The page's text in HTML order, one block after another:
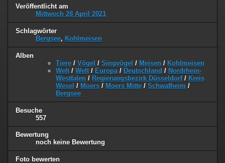
Veröffentlicht am
Mittwoch 28 April 2021
Schlagwörter
Bergsee, Kohlmeisen
Alben
Tiere / Vögel / Singvögel / Meisen / Kohlmeisen
Welt / Welt / Europa / Deutschland / Nordrhein-
Westfalen / Regierungsbezirk Düsseldorf/ Kreis
Wesel / Moers / Moers Mitte / Schwafheim /
Bergsee
Besuche
557
Bewertung
noch keine Bewertung
Foto bewerten